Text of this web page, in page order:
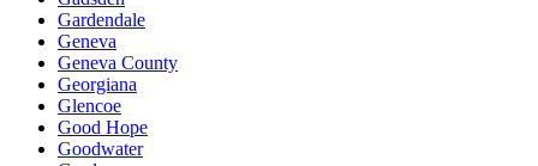
Gardendale
Geneva
Geneva County
Georgiana
Glencoe
Good Hope
Goodwater